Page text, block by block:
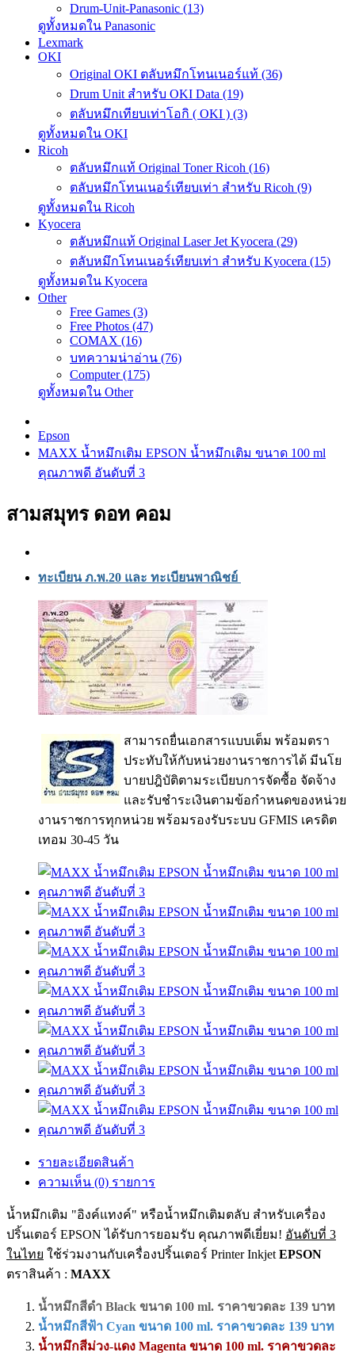
Drum-Unit-Panasonic (13)
ดูทั้งหมดใน Panasonic
Lexmark
OKI
Original OKI ตลับหมึกโทนเนอร์แท้ (36)
Drum Unit สำหรับ OKI Data (19)
ตลับหมึกเทียบเท่าโอกิ ( OKI ) (3)
ดูทั้งหมดใน OKI
Ricoh
ตลับหมึกแท้ Original Toner Ricoh (16)
ตลับหมึกโทนเนอร์เทียบเท่า สำหรับ Ricoh (9)
ดูทั้งหมดใน Ricoh
Kyocera
ตลับหมึกแท้ Original Laser Jet Kyocera (29)
ตลับหมึกโทนเนอร์เทียบเท่า สำหรับ Kyocera (15)
ดูทั้งหมดใน Kyocera
Other
Free Games (3)
Free Photos (47)
COMAX (16)
บทความน่าอ่าน (76)
Computer (175)
ดูทั้งหมดใน Other
Epson
MAXX น้ำหมึกเติม EPSON น้ำหมึกเติม ขนาด 100 ml
คุณภาพดี อันดับที่ 3
สามสมุทร ดอท คอม
ทะเบียน ภ.พ.20 และ ทะเบียนพาณิชย์
สามารถยื่นเอกสารแบบเต็ม พร้อมตรา
ประทับให้กับหน่วยงานราชการได้ มีนโย
บายปฎิบัติตามระเบียบการจัดซื้อ จัดจ้าง
และรับชำระเงินตามข้อกำหนดของหน่วย
งานราชการทุกหน่วย พร้อมรองรับระบบ GFMIS เครดิต
เทอม 30-45 วัน
รายละเอียดสินค้า
ความเห็น (0) รายการ
น้ำหมึกเติม "อิงค์แทงค์" หรือน้ำหมึกเติมตลับ สำหรับเครื่อง
ปริ้นเตอร์ EPSON ได้รับการยอมรับ คุณภาพดีเยี่ยม! อันดับที่ 3
ในไทย ใช้ร่วมงานกับเครื่องปริ้นเตอร์ Printer Inkjet EPSON
ตราสินค้า : MAXX
น้ำหมึกสีดำ Black ขนาด 100 ml. ราคาขวดละ 139 บาท
น้ำหมึกสีฟ้า Cyan ขนาด 100 ml. ราคาขวดละ 139 บาท
น้ำหมึกสีม่วง-แดง Magenta ขนาด 100 ml. ราคาขวดละ